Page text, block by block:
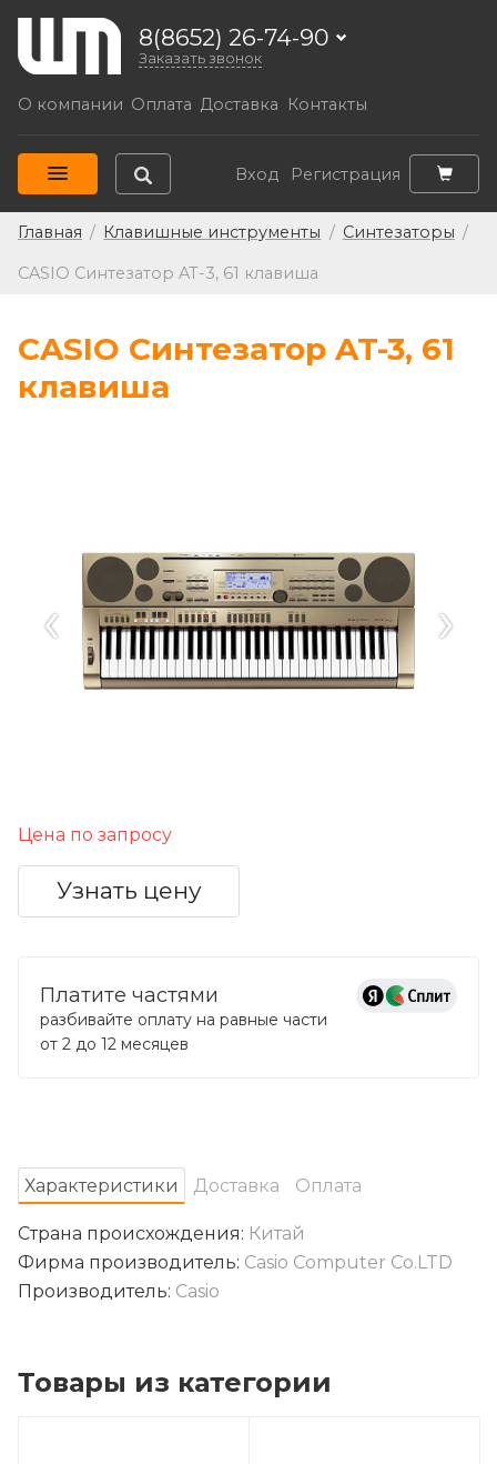
8(8652) 26-74-90
Заказать звонок
О компании Оплата Доставка Контакты
Вход Регистрация
Главная / Клавишные инструменты / Синтезаторы /
CASIO Синтезатор AT-3, 61 клавиша
CASIO Синтезатор AT-3, 61
клавиша
‹ ›
Цена по запросу
Узнать цену
Платите частями
разбивайте оплату на равные части
от 2 до 12 месяцев
Характеристики Доставка Оплата
Страна происхождения: Китай
Фирма производитель: Casio Computer Co.LTD
Производитель: Casio
Товары из категории